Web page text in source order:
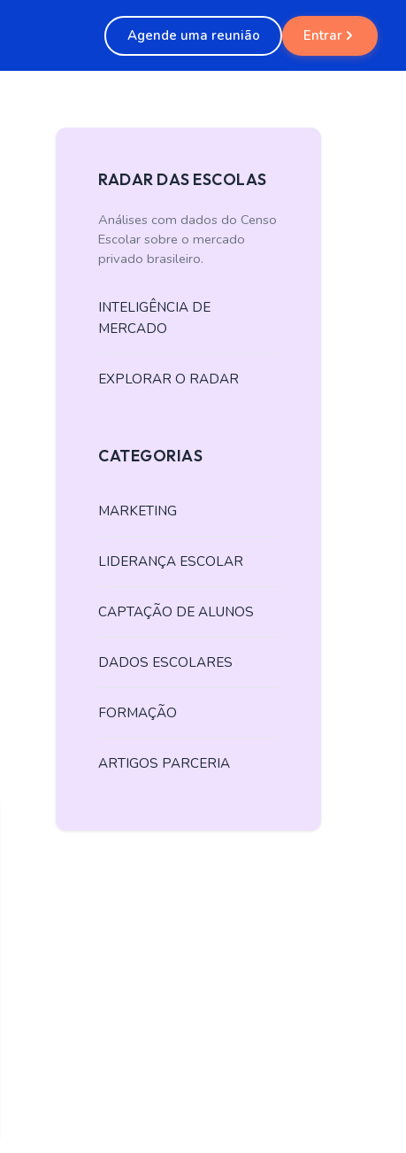
Agende uma reunião Entrar
RADAR DAS ESCOLAS
Análises com dados do Censo
Escolar sobre o mercado
privado brasileiro.
INTELIGÊNCIA DE
MERCADO
EXPLORAR O RADAR
CATEGORIAS
MARKETING
LIDERANÇA ESCOLAR
CAPTAÇÃO DE ALUNOS
DADOS ESCOLARES
FORMAÇÃO
ARTIGOS PARCERIA